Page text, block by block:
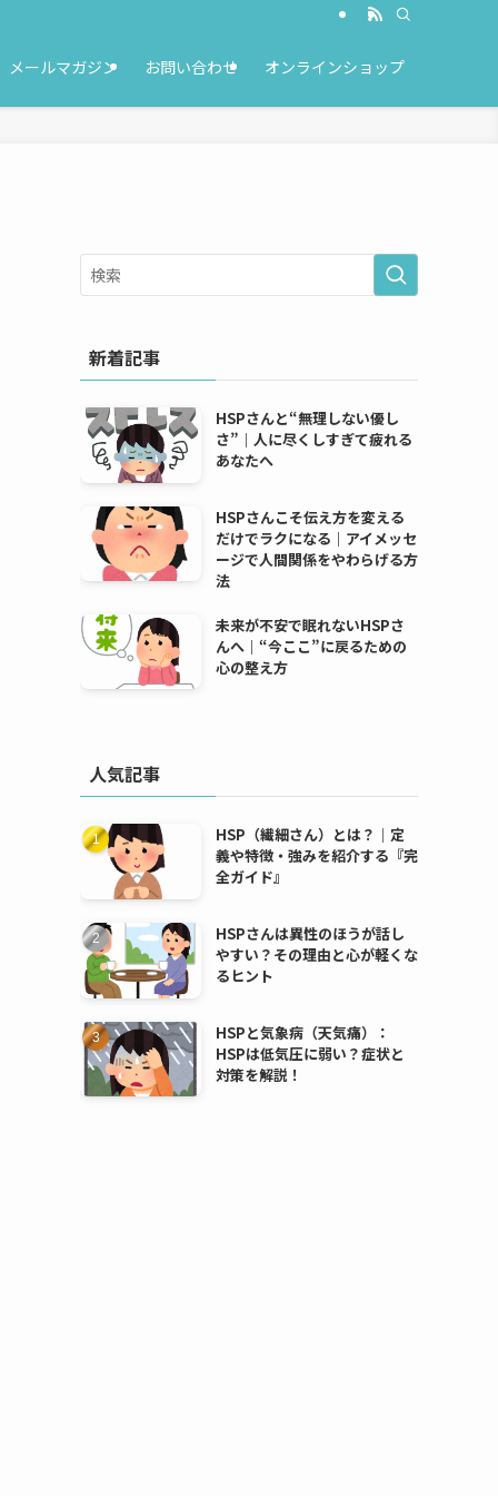
メールマガジン お問い合わせ オンラインショップ
新着記事
HSPさんと“無理しない優し
さ”｜人に尽くしすぎて疲れる
あなたへ
HSPさんこそ伝え方を変える
だけでラクになる｜アイメッセ
ージで人間関係をやわらげる方
法
未来が不安で眠れないHSPさ
んへ｜“今ここ”に戻るための
心の整え方
人気記事
HSP（繊細さん）とは？｜定
義や特徴・強みを紹介する『完
全ガイド』
HSPさんは異性のほうが話し
やすい？その理由と心が軽くな
るヒント
HSPと気象病（天気痛）：
HSPは低気圧に弱い？症状と
対策を解説！